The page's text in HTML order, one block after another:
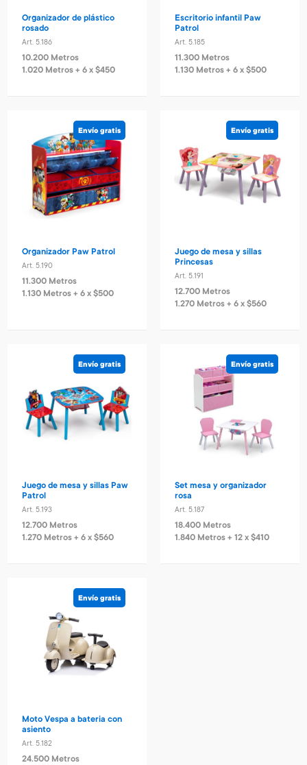
Organizador de plástico
rosado
Art. 5.186
10.200 Metros
1.020 Metros + 6 x $450
Escritorio infantil Paw
Patrol
Art. 5.185
11.300 Metros
1.130 Metros + 6 x $500
Envío gratis
Organizador Paw Patrol
Art. 5.190
11.300 Metros
1.130 Metros + 6 x $500
Envío gratis
Juego de mesa y sillas
Princesas
Art. 5.191
12.700 Metros
1.270 Metros + 6 x $560
Envío gratis
Juego de mesa y sillas Paw
Patrol
Art. 5.193
12.700 Metros
1.270 Metros + 6 x $560
Envío gratis
Set mesa y organizador
rosa
Art. 5.187
18.400 Metros
1.840 Metros + 12 x $410
Envío gratis
Moto Vespa a bateria con
asiento
Art. 5.182
24.500 Metros